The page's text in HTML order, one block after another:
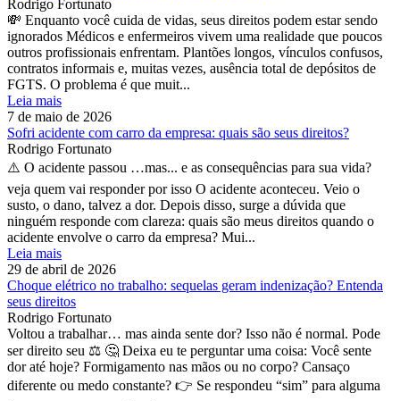
Rodrigo Fortunato
💸 Enquanto você cuida de vidas, seus direitos podem estar sendo
ignorados Médicos e enfermeiros vivem uma realidade que poucos
outros profissionais enfrentam. Plantões longos, vínculos confusos,
contratos informais e, muitas vezes, ausência total de depósitos de
FGTS. O problema é que muit...
Leia mais
7 de maio de 2026
Sofri acidente com carro da empresa: quais são seus direitos?
Rodrigo Fortunato
⚠️ O acidente passou …mas... e as consequências para sua vida?
veja quem vai responder por isso O acidente aconteceu. Veio o
susto, o dano, talvez a dor. Depois disso, surge a dúvida que
ninguém responde com clareza: quais são meus direitos quando o
acidente envolve o carro da empresa? Mui...
Leia mais
29 de abril de 2026
Choque elétrico no trabalho: sequelas geram indenização? Entenda
seus direitos
Rodrigo Fortunato
Voltou a trabalhar… mas ainda sente dor? Isso não é normal. Pode
ser direito seu ⚖️ 🤔 Deixa eu te perguntar uma coisa: Você sente
dor até hoje? Formigamento nas mãos ou no corpo? Cansaço
diferente ou medo constante? 👉 Se respondeu “sim” para alguma